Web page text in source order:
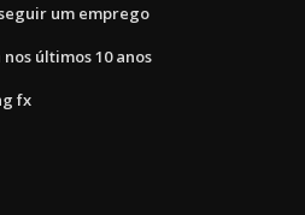
um emprego
últimos 10 anos
fx